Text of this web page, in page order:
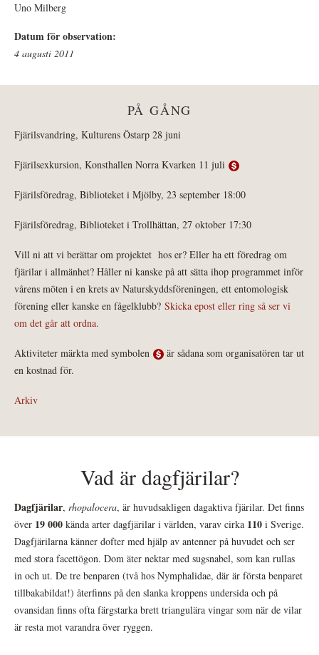
Uno Milberg
Datum för observation:
4 augusti 2011
PÅ GÅNG
Fjärilsvandring, Kulturens Östarp 28 juni
Fjärilsexkursion, Konsthallen Norra Kvarken 11 juli
Fjärilsföredrag, Biblioteket i Mjölby, 23 september 18:00
Fjärilsföredrag, Biblioteket i Trollhättan, 27 oktober 17:30
Vill ni att vi berättar om projektet hos er? Eller ha ett föredrag om
fjärilar i allmänhet? Håller ni kanske på att sätta ihop programmet inför
vårens möten i en krets av Naturskyddsföreningen, ett entomologisk
förening eller kanske en fågelklubb? Skicka epost eller ring så ser vi
om det går att ordna.
Aktiviteter märkta med symbolen
är sådana som organisatören tar ut
en kostnad för.
Arkiv
Vad är dagfjärilar?
Dagfjärilar, rhopalocera, är huvudsakligen dagaktiva fjärilar. Det finns
över 19 000 kända arter dagfjärilar i världen, varav cirka 110 i Sverige.
Dagfjärilarna känner dofter med hjälp av antenner på huvudet och ser
med stora facettögon. Dom äter nektar med sugsnabel, som kan rullas
in och ut. De tre benparen (två hos Nymphalidae, där är första benparet
tillbakabildat!) återfinns på den slanka kroppens undersida och på
ovansidan finns ofta färgstarka brett triangulära vingar som när de vilar
är resta mot varandra över ryggen.